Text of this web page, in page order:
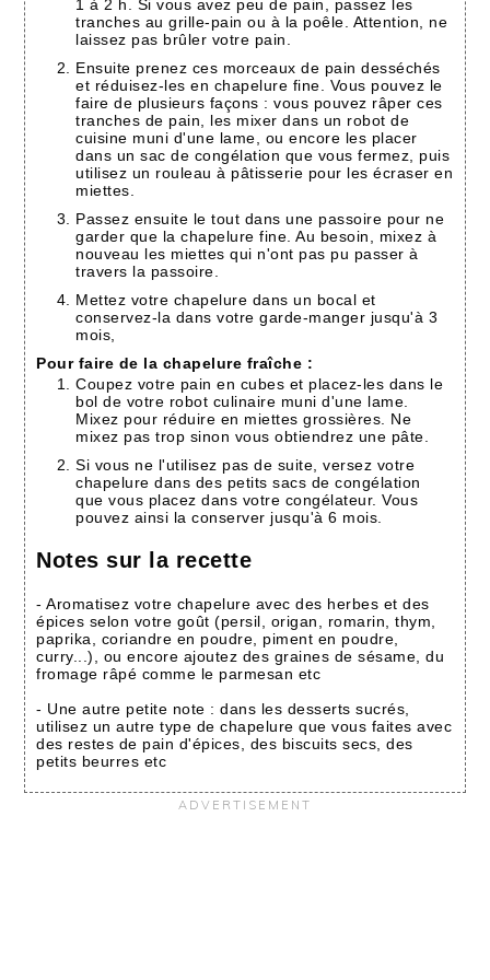
1 à 2 h. Si vous avez peu de pain, passez les
tranches au grille-pain ou à la poêle. Attention, ne
laissez pas brûler votre pain.
Ensuite prenez ces morceaux de pain desséchés
et réduisez-les en chapelure fine. Vous pouvez le
faire de plusieurs façons : vous pouvez râper ces
tranches de pain, les mixer dans un robot de
cuisine muni d'une lame, ou encore les placer
dans un sac de congélation que vous fermez, puis
utilisez un rouleau à pâtisserie pour les écraser en
miettes.
Passez ensuite le tout dans une passoire pour ne
garder que la chapelure fine. Au besoin, mixez à
nouveau les miettes qui n'ont pas pu passer à
travers la passoire.
Mettez votre chapelure dans un bocal et
conservez-la dans votre garde-manger jusqu'à 3
mois,
Pour faire de la chapelure fraîche :
Coupez votre pain en cubes et placez-les dans le
bol de votre robot culinaire muni d'une lame.
Mixez pour réduire en miettes grossières. Ne
mixez pas trop sinon vous obtiendrez une pâte.
Si vous ne l'utilisez pas de suite, versez votre
chapelure dans des petits sacs de congélation
que vous placez dans votre congélateur. Vous
pouvez ainsi la conserver jusqu'à 6 mois.
Notes sur la recette
- Aromatisez votre chapelure avec des herbes et des
épices selon votre goût (persil, origan, romarin, thym,
paprika, coriandre en poudre, piment en poudre,
curry...), ou encore ajoutez des graines de sésame, du
fromage râpé comme le parmesan etc
- Une autre petite note : dans les desserts sucrés,
utilisez un autre type de chapelure que vous faites avec
des restes de pain d'épices, des biscuits secs, des
petits beurres etc